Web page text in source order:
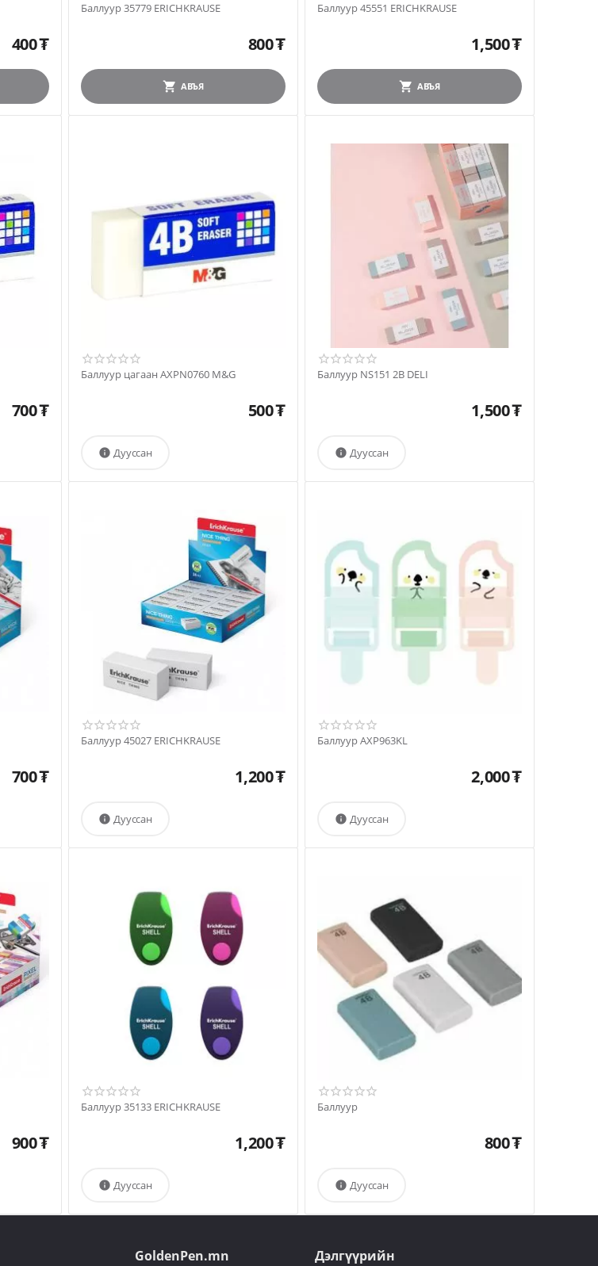
400₮
Баллуур 35779 ERICHKRAUSE
800₮
АВЪЯ
Баллуур 45551 ERICHKRAUSE
1,500₮
АВЪЯ
700₮
Баллуур цагаан AXPN0760 M&G
500₮
Дууссан

Баллуур NS151 2B DELI
1,500₮
Дууссан

700₮
Баллуур 45027 ERICHKRAUSE
1,200₮
Дууссан

Баллуур AXP963KL
2,000₮
Дууссан

900₮
Баллуур 35133 ERICHKRAUSE
1,200₮
Дууссан

Баллуур
800₮
Дууссан

GoldenPen.mn Дэлгүүрийн